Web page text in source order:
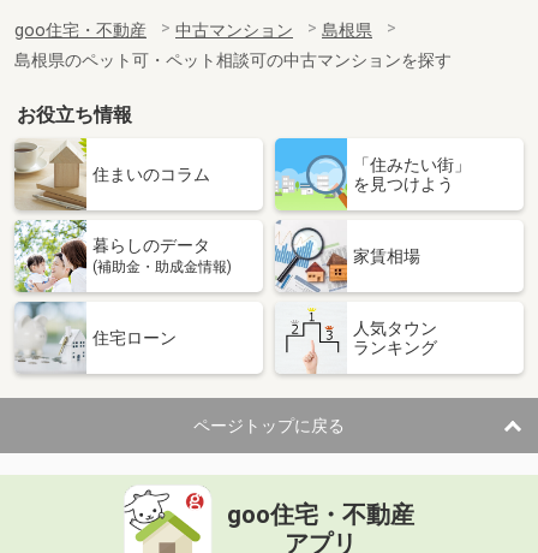
goo住宅・不動産 中古マンション
島根県
島根県のペット可・ペット相談可の中古マンションを探す
お役立ち情報
住まいのコラム
「住みたい街」
を見つけよう
暮らしのデータ
(補助金・助成金情報)
家賃相場
住宅ローン
人気タウン
ランキング
ページトップに戻る
goo住宅・不動産
アプリ